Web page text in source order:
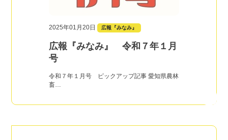
2025年01月20日 広報『みなみ』
広報『みなみ』 令和７年１月
号
令和７年１月号 ピックアップ記事 愛知県農林
畜…